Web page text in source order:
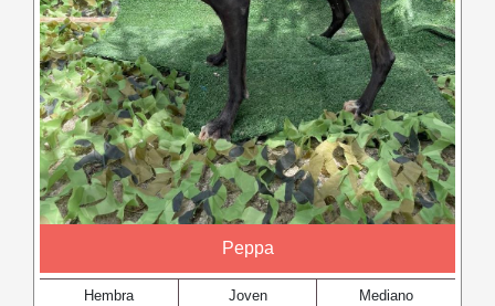
Peppa
Hembra Joven Mediano